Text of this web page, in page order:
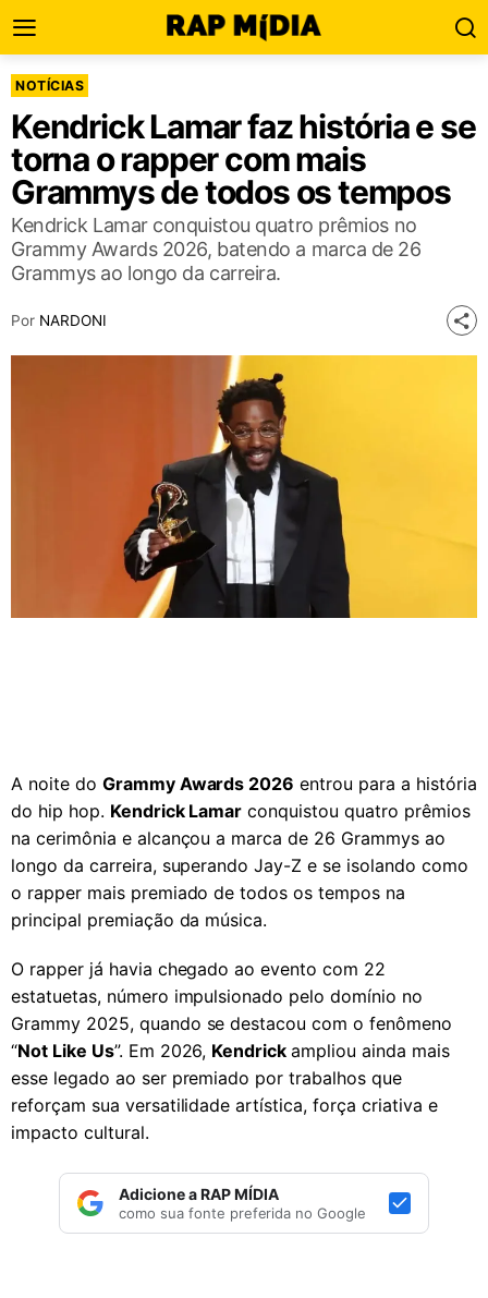
NOTÍCIAS
Kendrick Lamar faz história e se
torna o rapper com mais
Grammys de todos os tempos
Kendrick Lamar conquistou quatro prêmios no
Grammy Awards 2026, batendo a marca de 26
Grammys ao longo da carreira.
Por NARDONI
A noite do Grammy Awards 2026 entrou para a história
do hip hop. Kendrick Lamar conquistou quatro prêmios
na cerimônia e alcançou a marca de 26 Grammys ao
longo da carreira, superando Jay-Z e se isolando como
o rapper mais premiado de todos os tempos na
principal premiação da música.
O rapper já havia chegado ao evento com 22
estatuetas, número impulsionado pelo domínio no
Grammy 2025, quando se destacou com o fenômeno
“Not Like Us”. Em 2026, Kendrickampliou ainda mais
esse legado ao ser premiado por trabalhos que
reforçam sua versatilidade artística, força criativa e
impacto cultural.
Adicione a RAP MÍDIA
como sua fonte preferida no Google